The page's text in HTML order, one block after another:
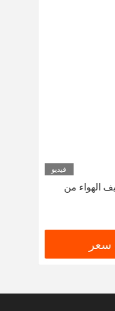
فيديو
الهواء من